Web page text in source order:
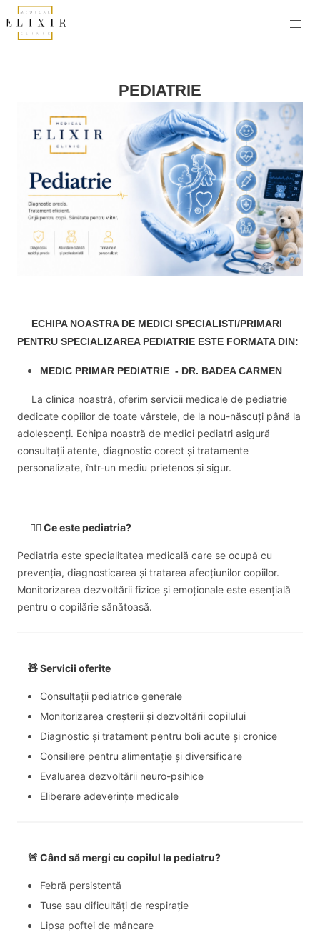
PEDIATRIE
ECHIPA NOASTRA DE MEDICI SPECIALISTI/PRIMARI
PENTRU SPECIALIZAREA PEDIATRIE ESTE FORMATA DIN:
MEDIC PRIMAR PEDIATRIE - DR. BADEA CARMEN
La clinica noastră, oferim servicii medicale de pediatrie
dedicate copiilor de toate vârstele, de la nou-născuți până la
adolescenți. Echipa noastră de medici pediatri asigură
consultații atente, diagnostic corect și tratamente
personalizate, într-un mediu prietenos și sigur.
👩‍⚕️ Ce este pediatria?
Pediatria este specialitatea medicală care se ocupă cu
prevenția, diagnosticarea și tratarea afecțiunilor copiilor.
Monitorizarea dezvoltării fizice și emoționale este esențială
pentru o copilărie sănătoasă.
🧸Servicii oferite
Consultații pediatrice generale
Monitorizarea creșterii și dezvoltării copilului
Diagnostic și tratament pentru boli acute și cronice
Consiliere pentru alimentație și diversificare
Evaluarea dezvoltării neuro-psihice
Eliberare adeverințe medicale
🚨 Când să mergi cu copilul la pediatru?
Febră persistentă
Tuse sau dificultăți de respirație
Lipsa poftei de mâncare